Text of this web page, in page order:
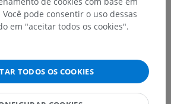
pode consentir o uso dessas
em "aceitar todos os cookies".
TODOS OS COOKIES